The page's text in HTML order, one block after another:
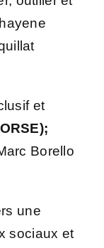
et
Borello
une
sociaux et